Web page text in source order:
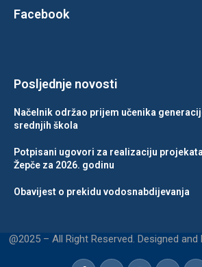
Facebook
Posljednje novosti
Načelnik održao prijem učenika
srednjih škola
Potpisani ugovori za realizaciju
Žepče za 2026. godinu
Obavijest o prekidu vodosnabdijevanja
@2025 – All Right Reserved. Designed and